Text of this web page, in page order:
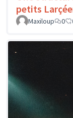
petits
Maxiloup
0